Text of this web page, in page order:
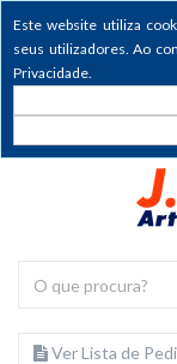
Este website utiliza
seus utilizadores. Ao
Privacidade.
Ver Lista de